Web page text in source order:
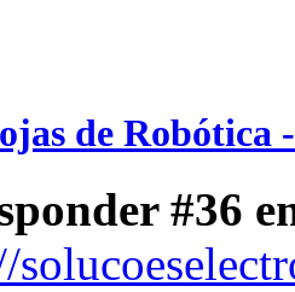
de Robótica
#36